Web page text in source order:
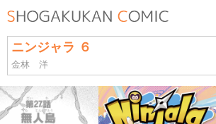
ニンジャラ ６
金林 洋